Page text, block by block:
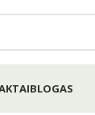
BLOGAS